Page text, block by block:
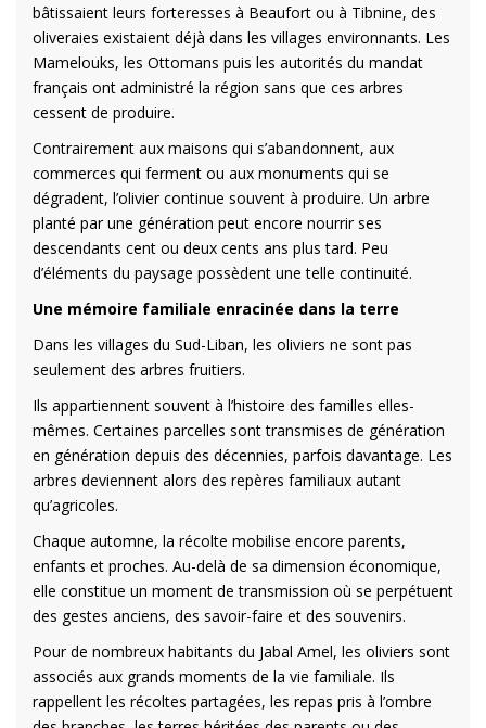
bâtissaient leurs forteresses à Beaufort ou à Tibnine, des
oliveraies existaient déjà dans les villages environnants. Les
Mamelouks, les Ottomans puis les autorités du mandat
français ont administré la région sans que ces arbres
cessent de produire.
Contrairement aux maisons qui s’abandonnent, aux
commerces qui ferment ou aux monuments qui se
dégradent, l’olivier continue souvent à produire. Un arbre
planté par une génération peut encore nourrir ses
descendants cent ou deux cents ans plus tard. Peu
d’éléments du paysage possèdent une telle continuité.
Une mémoire familiale enracinée dans la terre
Dans les villages du Sud-Liban, les oliviers ne sont pas
seulement des arbres fruitiers.
Ils appartiennent souvent à l’histoire des familles elles-
mêmes. Certaines parcelles sont transmises de génération
en génération depuis des décennies, parfois davantage. Les
arbres deviennent alors des repères familiaux autant
qu’agricoles.
Chaque automne, la récolte mobilise encore parents,
enfants et proches. Au-delà de sa dimension économique,
elle constitue un moment de transmission où se perpétuent
des gestes anciens, des savoir-faire et des souvenirs.
Pour de nombreux habitants du Jabal Amel, les oliviers sont
associés aux grands moments de la vie familiale. Ils
rappellent les récoltes partagées, les repas pris à l’ombre